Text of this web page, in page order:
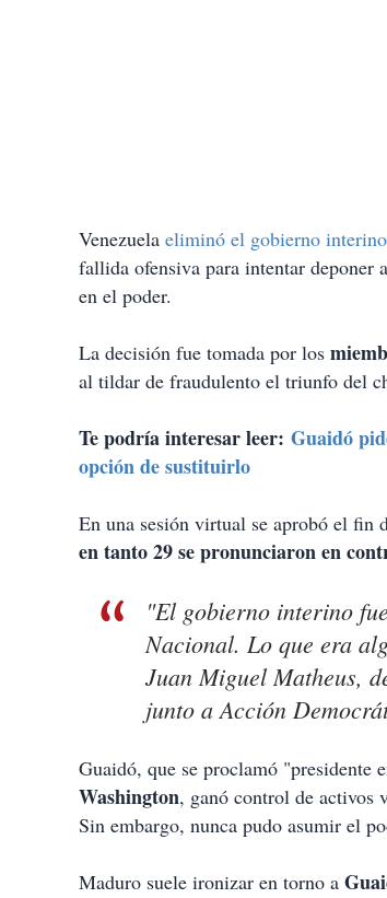
Venezuela eliminó el gobierno
fallida ofensiva para intentar deponer
en el poder.
La decisión fue tomada por los
al tildar de fraudulento el triunfo del
Te podría interesar leer: Guaidó
opción de sustituirlo
En una sesión virtual se aprobó el fin
en tanto 29 se pronunciaron en
"El gobierno interino
Nacional. Lo que era
Juan Miguel Matheus,
junto a Acción
Guaidó, que se proclamó "presidente
Washington, ganó control de activos
Sin embargo, nunca pudo asumir el
Maduro suele ironizar en torno a